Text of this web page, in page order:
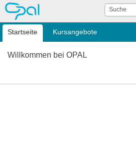
OPAL Suche
Startseite Kursangebote
Willkommen bei OPAL